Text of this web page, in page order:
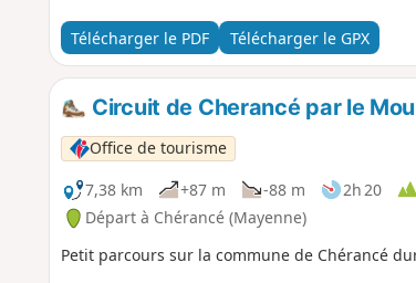
Télécharger le PDF Télécharger le GPX
Circuit de Cherancé par le
Office de tourisme
7,38 km
+87 m -88 m 2h 20
Départ à Chérancé (Mayenne)
Petit parcours sur la commune de Chérancé